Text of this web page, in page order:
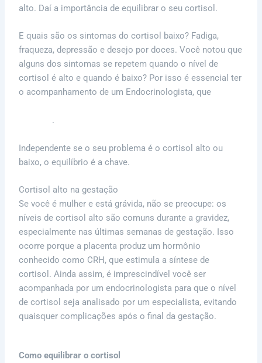
alto. Daí a importância de equilibrar o seu cortisol.
E quais são os sintomas do cortisol baixo? Fadiga,
fraqueza, depressão e desejo por doces. Você notou que
alguns dos sintomas se repetem quando o nível de
cortisol é alto e quando é baixo? Por isso é essencial ter
o acompanhamento de um Endocrinologista, que
.
Independente se o seu problema é o cortisol alto ou
baixo, o equilíbrio é a chave.
Cortisol alto na gestação
Se você é mulher e está grávida, não se preocupe: os
níveis de cortisol alto são comuns durante a gravidez,
especialmente nas últimas semanas de gestação. Isso
ocorre porque a placenta produz um hormônio
conhecido como CRH, que estimula a síntese de
cortisol. Ainda assim, é imprescindível você ser
acompanhada por um endocrinologista para que o nível
de cortisol seja analisado por um especialista, evitando
quaisquer complicações após o final da gestação.
Como equilibrar o cortisol